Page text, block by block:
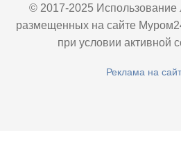
© 2017-2025
размещенных на сайте
при условии активной
Реклама на